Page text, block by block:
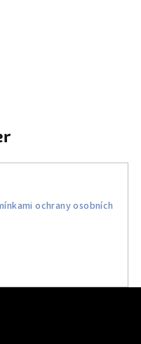
ochrany osobních